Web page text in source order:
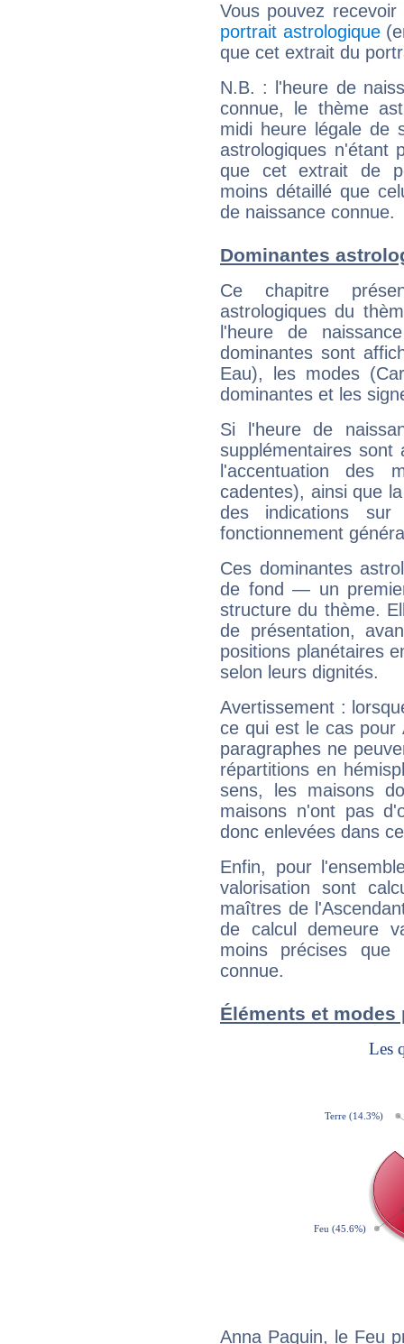
Vous pouvez
portrait astrologique
que cet extrait du
N.B. : l'heure de
connue, le thème
midi heure légale de
astrologiques n'étant
que cet extrait de
moins détaillé que
de naissance connue.
Dominantes
Ce chapitre
astrologiques du
l'heure de
dominantes sont
Eau), les modes
dominantes et les
Si l'heure de
supplémentaires sont
l'accentuation des
cadentes), ainsi que
des indications sur
fonctionnement
Ces dominantes
de fond — un
structure du thème.
de présentation,
positions planétaires
selon leurs dignités.
Avertissement :
ce qui est le cas pour
paragraphes ne
répartitions en
sens, les maisons
maisons n'ont pas
donc enlevées dans
Enfin, pour
valorisation sont
maîtres de
de calcul demeure
moins précises que
connue.
Éléments et modes
Anna Paquin, le Feu